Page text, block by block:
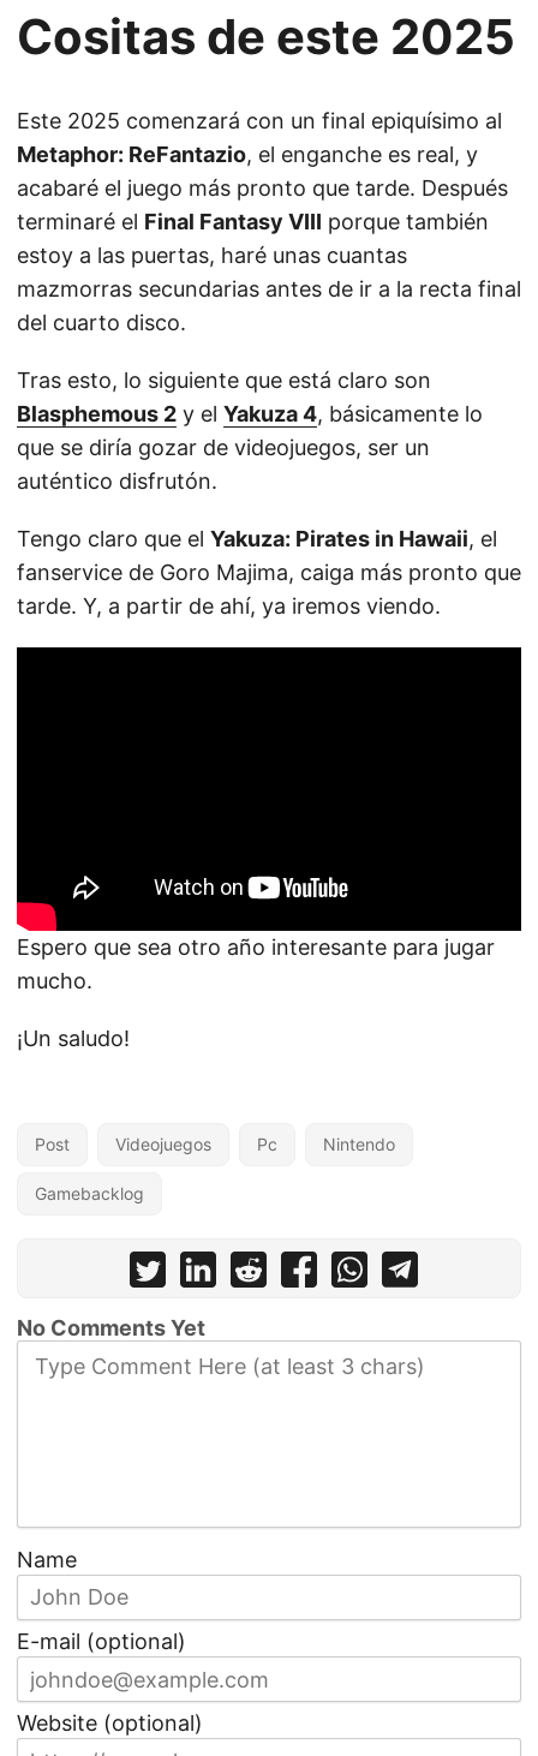
Cositas de este 2025
Este 2025 comenzará con un final epiquísimo al
Metaphor: ReFantazio, el enganche es real, y
acabaré el juego más pronto que tarde. Después
terminaré el Final Fantasy VIII porque también
estoy a las puertas, haré unas cuantas
mazmorras secundarias antes de ir a la recta final
del cuarto disco.
Tras esto, lo siguiente que está claro son
Blasphemous 2 y el Yakuza 4, básicamente lo
que se diría gozar de videojuegos, ser un
auténtico disfrutón.
Tengo claro que el Yakuza: Pirates in Hawaii, el
fanservice de Goro Majima, caiga más pronto que
tarde. Y, a partir de ahí, ya iremos viendo.
Espero que sea otro año interesante para jugar
mucho.
¡Un saludo!
Post Videojuegos Pc Nintendo
Gamebacklog
No Comments Yet
Name
E-mail (optional)
Website (optional)